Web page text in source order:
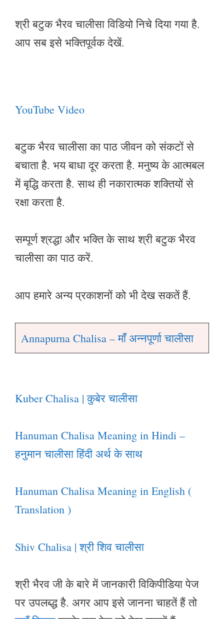
श्री बटुक भैरव चालीसा विडियो निचे दिया गया है.
आप सब इसे भक्तिपूर्वक देखें.
YouTube Video
बटुक भैरव चालीसा का पाठ जीवन को संकटों से
बचाता है. भय बाधा दूर करता है. मनुष्य के आत्मबल
में बृद्धि करता है. साथ ही नकारात्मक शक्तियों से
रक्षा करता है.
सम्पूर्ण श्रद्धा और भक्ति के साथ श्री बटुक भैरव
चालीसा का पाठ करें.
आप हमारे अन्य प्रकाशनों को भी देख सकतें हैं.
Annapurna Chalisa – माँ अन्नपूर्णा चालीसा
Kuber Chalisa | कुबेर चालीसा
Hanuman Chalisa Meaning in Hindi –
हनुमान चालीसा हिंदी अर्थ के साथ
Hanuman Chalisa Meaning in English (
Translation )
Shiv Chalisa | श्री शिव चालीसा
श्री भैरव जी के बारे में जानकारी विकिपीडिया पेज
पर उपलब्द्ध है. अगर आप इसे जानना चाहतें हैं तो